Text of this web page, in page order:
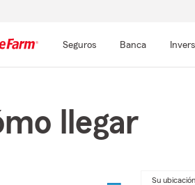
Seguros Banca
llegar
Su ubicación